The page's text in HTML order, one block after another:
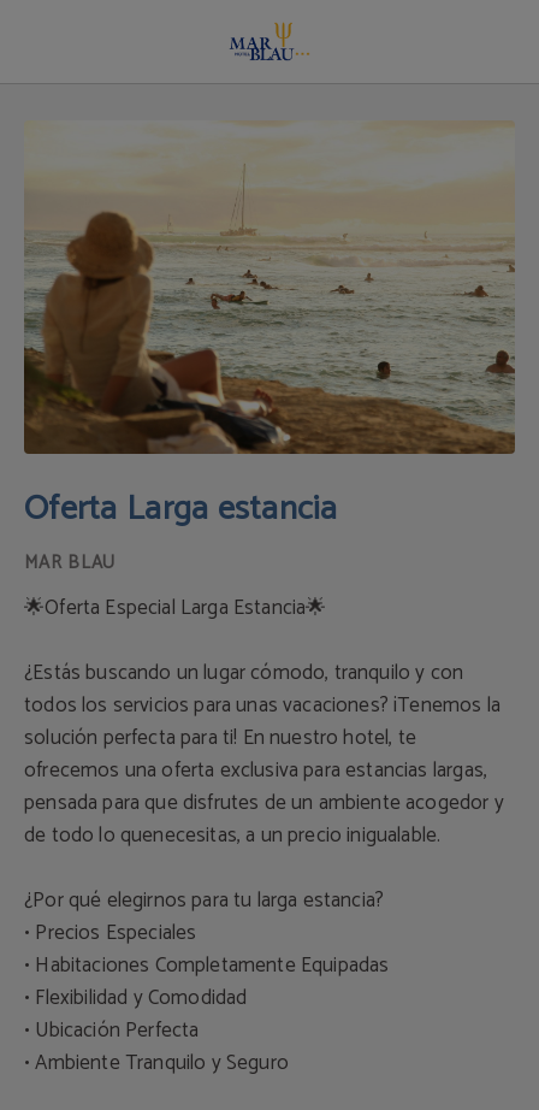
Oferta Larga estancia
🌟Oferta Especial Larga Estancia🌟
¿Estás buscando un lugar cómodo, tranquilo y con
todos los servicios para unas vacaciones?¡Tenemos la
solución perfecta para ti! En nuestro hotel, te
ofrecemos una oferta exclusiva para estancias largas,
pensada para que disfrutes de un ambiente acogedor y
de todo lo quenecesitas, a un precio inigualable.
¿Por qué elegirnos para tu larga estancia?
• Precios Especiales
• Habitaciones Completamente Equipadas
• Flexibilidad y Comodidad
• Ubicación Perfecta
• Ambiente Tranquilo y Seguro